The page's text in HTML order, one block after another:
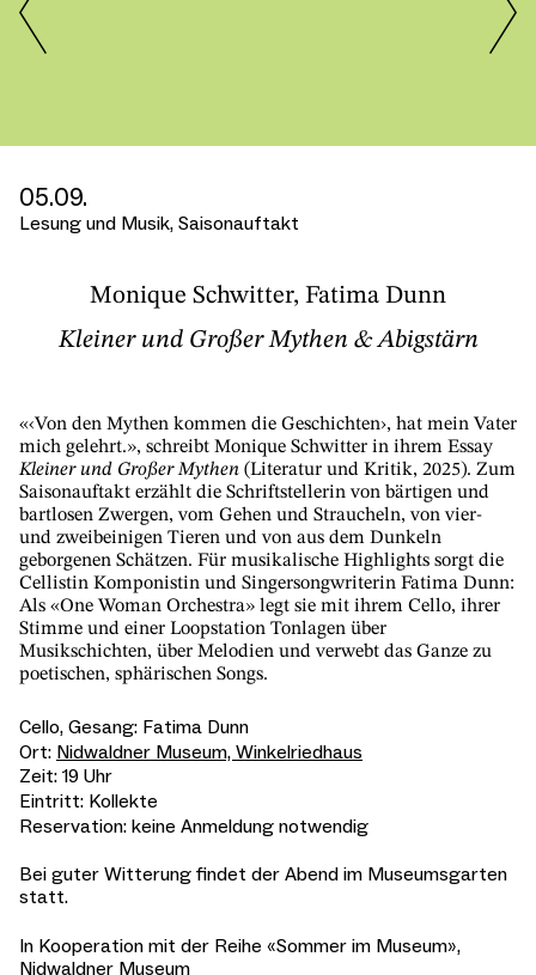
05.09.
Lesung und Musik, Saisonauftakt
Monique Schwitter, Fatima Dunn
Kleiner und Großer Mythen & Abigstärn
«‹Von den Mythen kommen die Geschichten›, hat mein Vater
mich gelehrt.», schreibt Monique Schwitter in ihrem Essay
Kleiner und Großer Mythen (Literatur und Kritik, 2025). Zum
Saisonauftakt erzählt die Schriftstellerin von bärtigen und
bartlosen Zwergen, vom Gehen und Straucheln, von vier-
und zweibeinigen Tieren und von aus dem Dunkeln
geborgenen Schätzen. Für musikalische Highlights sorgt die
Cellistin Komponistin und Singersongwriterin Fatima Dunn:
Als «One Woman Orchestra» legt sie mit ihrem Cello, ihrer
Stimme und einer Loopstation Tonlagen über
Musikschichten, über Melodien und verwebt das Ganze zu
poetischen, sphärischen Songs.
Cello, Gesang: Fatima Dunn
Ort: Nidwaldner Museum, Winkelriedhaus
Zeit: 19 Uhr
Eintritt: Kollekte
Reservation: keine Anmeldung notwendig
Bei guter Witterung findet der Abend im Museumsgarten
statt.
In Kooperation mit der Reihe «Sommer im Museum»,
Nidwaldner Museum